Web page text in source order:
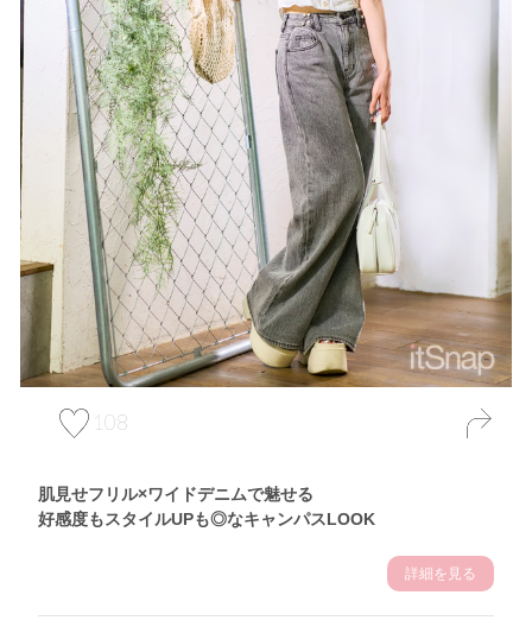
108
肌見せフリル×ワイドデニムで魅せる
好感度もスタイルUPも◎なキャンパスLOOK
詳細を見る